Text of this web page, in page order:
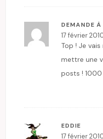
DEMANDE
17 février
Top ! Je
mettre une
posts !
EDDIE
17 février